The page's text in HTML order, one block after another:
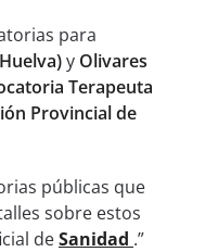
para
y Olivares
Terapeuta
Provincial de
públicas que
sobre estos
deSanidad .”